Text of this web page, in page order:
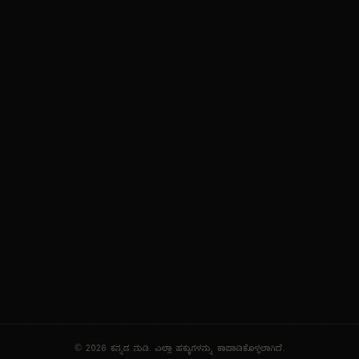
© 2026 ಕನ್ನಡ ನುಡಿ. ಎಲ್ಲಾ ಹಕ್ಕುಗಳನ್ನು ಕಾಪಾಡಿಕೊಳ್ಳಲಾಗಿದೆ.